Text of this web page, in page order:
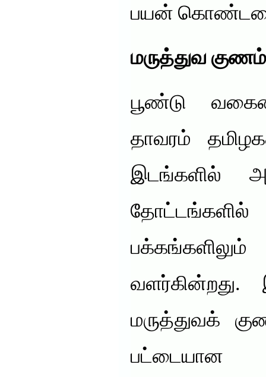
பயன்
மருத்துவ குணம்
பூண்டு
தாவரம்
இடங்களில்
மருத்துவக்
பட்டையான